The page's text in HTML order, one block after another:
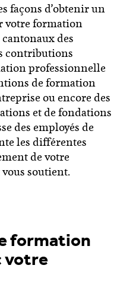
façons d’obtenir un
votre formation
des
contributions
professionnelle
de formation
ou encore des
et de fondations
des employés de
les différentes
de votre
soutient.
formation
votre